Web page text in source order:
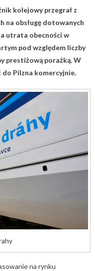
kolejowy przegrał z
na obsługę dotowanych
utrata obecności w
pod względem liczby
prestiżową porażką. W
do Pilzna komercyjnie.
na rynku